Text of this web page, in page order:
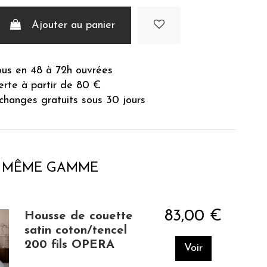
Ajouter au panier
en 48 à 72h ouvrées
à partir de 80 €
gratuits sous 30 jours
GAMME
Housse de couette
satin coton/tencel
200 fils OPERA
83,00 €
Voir